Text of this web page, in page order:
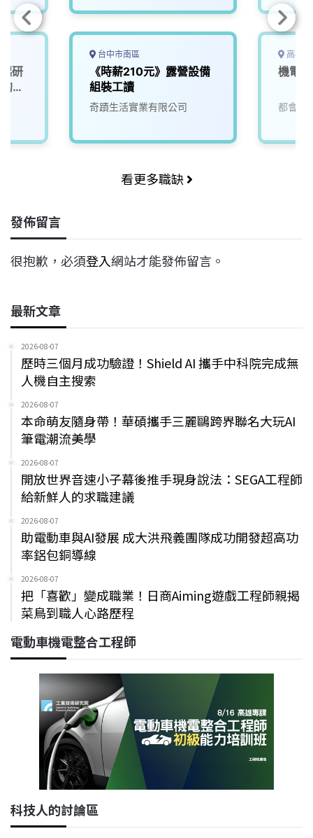
研
未
台中市南區
《時薪210元》露營設備
組裝工讀
奇蹟生活實業有限公司
高雄
機電
都會生
看更多職缺
發佈留言
很抱歉，必須登入網站才能發佈留言。
最新文章
2026-08-07
歷時三個月成功驗證！Shield AI 攜手中科院完成無
人機自主搜索
2026-08-07
本命萌友隨身帶！華碩攜手三麗鷗跨界聯名大玩AI
筆電潮流美學
2026-08-07
開放世界音速小子幕後推手現身說法：SEGA工程師
給新鮮人的求職建議
2026-08-07
助電動車與AI發展 成大洪飛義團隊成功開發超高功
率鋁包銅導線
2026-08-07
把「喜歡」變成職業！日商Aiming遊戲工程師親揭
菜鳥到職人心路歷程
電動車機電整合工程師
科技人的討論區